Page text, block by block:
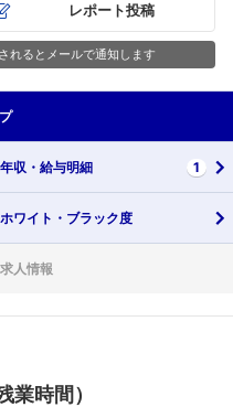
レポート投稿
れるとメールで通知します
年収・ 給与明細 1
ホワイト・ ブラック度
求人情報
業時間）